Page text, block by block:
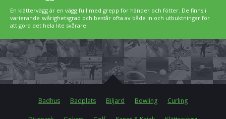
En klättervägg är en vägg full med grepp för händer och fötter. De finns i
varierande svårighetsgrad och består ofta av både in och utbuktningar för
att göra det hela lite svårare.
Badhus Badplats Biljard Bowling Curling